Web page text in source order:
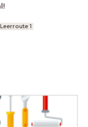
Leerroute 1